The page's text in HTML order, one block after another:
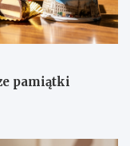
pamiątki